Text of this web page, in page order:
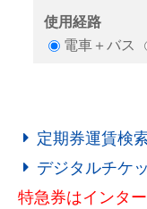
定期券運賃検
デジタルチケ
特急券はインタ